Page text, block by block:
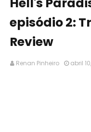
episódio 2:
Review
Renan Pinheiro abril